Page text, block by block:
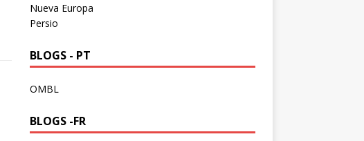
Nueva Europa
Persio
BLOGS - PT
OMBL
BLOGS -FR